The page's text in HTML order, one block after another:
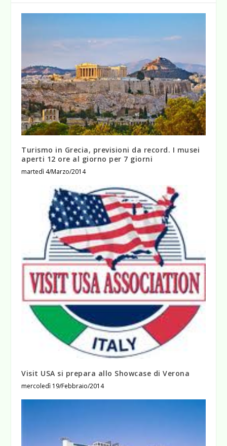
Turismo in Grecia, previsioni da record. I musei
aperti 12 ore al giorno per 7 giorni
martedì 4/Marzo/2014
Visit USA si prepara allo Showcase di Verona
mercoledì 19/Febbraio/2014